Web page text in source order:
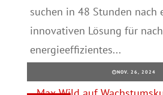
suchen in 48 Stunden nach
innovativen Lösung für
energieeffizientes...
NOV. 26, 2024